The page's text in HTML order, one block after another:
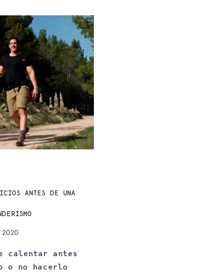
ANTES DE UNA
2020
calentar antes
o no hacerlo